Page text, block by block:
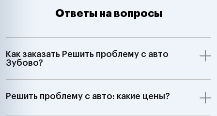
Ответы на вопросы
Как заказать Решить проблему с авто
Зубово?
Решить проблему с авто: какие цены?